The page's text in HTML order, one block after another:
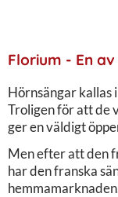
Florium - En
Hörnsängar kallas
Troligen för att de
ger en väldigt
Men efter att den
har den franska